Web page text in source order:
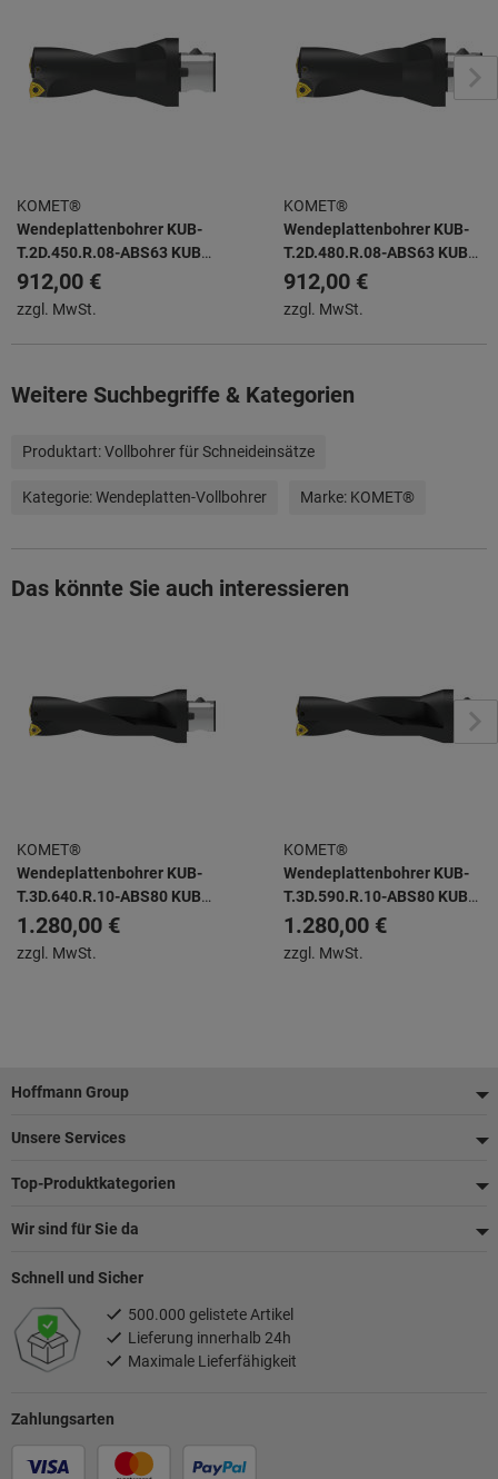
KOMET®
Wendeplattenbohrer KUB-
T.2D.450.R.08-ABS63 KUB
TRIGON -
912,00 €
zzgl. MwSt.
KOMET®
Wendeplattenbohrer KUB-
T.2D.480.R.08-ABS63 KUB
TRIGON -
912,00 €
zzgl. MwSt.
Weitere Suchbegriffe & Kategorien
Produktart:Vollbohrer für Schneideinsätze
Kategorie:Wendeplatten-Vollbohrer Marke: KOMET®
Das könnte Sie auch interessieren
KOMET®
Wendeplattenbohrer KUB-
T.3D.640.R.10-ABS80 KUB
TRIGON -
1.280,00 €
zzgl. MwSt.
KOMET®
Wendeplattenbohrer KUB-
T.3D.590.R.10-ABS80 KUB
TRIGON -
1.280,00 €
zzgl. MwSt.
Fußzeile
Hoffmann Group
Unsere Services
Top-Produktkategorien
Wir sind für Sie da
Zahlungsarten
Schnell und Sicher
500.000 gelistete Artikel
Lieferung innerhalb 24h
Maximale Lieferfähigkeit